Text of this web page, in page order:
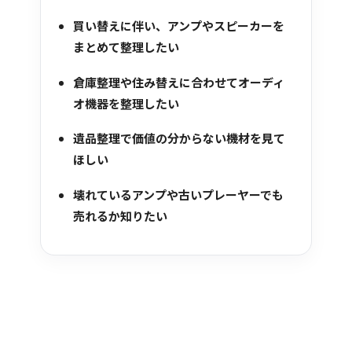
買い替えに伴い、アンプやスピーカーを
まとめて整理したい
倉庫整理や住み替えに合わせてオーディ
オ機器を整理したい
遺品整理で価値の分からない機材を見て
ほしい
壊れているアンプや古いプレーヤーでも
売れるか知りたい